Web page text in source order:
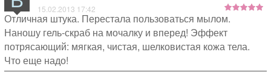
15.02.2013 17:42
Отличная штука. Перестала пользоваться мылом.
Наношу гель-скраб на мочалку и вперед! Эффект
потрясающий: мягкая, чистая, шелковистая кожа тела.
Что еще надо!